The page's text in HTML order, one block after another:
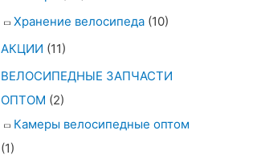
Хранение велосипеда (10)
АКЦИИ (11)
ВЕЛОСИПЕДНЫЕ ЗАПЧАСТИ
ОПТОМ (2)
Камеры велосипедные оптом
(1)